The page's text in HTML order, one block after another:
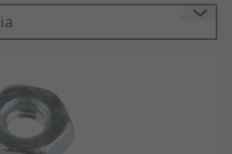
apretar y aflojar.•
gracias a su forma.
Talleres•
Hogar